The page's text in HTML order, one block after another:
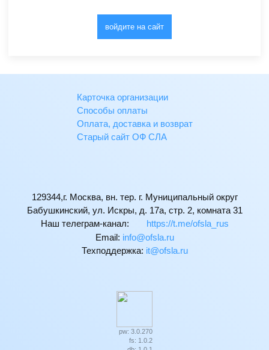
войдите на сайт
Карточка организации
Способы оплаты
Оплата, доставка и возврат
Старый сайт ОФ СЛА
129344,г. Москва, вн. тер. г. Муниципальный округ
Бабушкинский, ул. Искры, д. 17а, стр. 2, комната 31
Наш телеграм-канал:
https://t.me/ofsla_rus
Email: ur.alsfo@ofni
Техподдержка: ur.alsfo@ti
pw: 3.0.270
fs: 1.0.2